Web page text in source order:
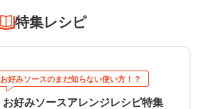
特集レシピ
お好みソースのまだ知らない使い方！？
お好みソースアレンジレシピ特集